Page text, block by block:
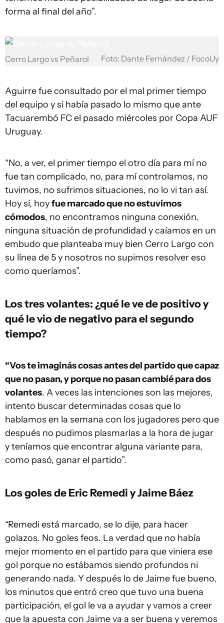
forma al final del año”.
Cerro Largo vs Peñarol Foto: Dante Fernández / FocoUy
Aguirre fue consultado por el mal primer tiempo
del equipo y si había pasado lo mismo que ante
Tacuarembó FC el pasado miércoles por Copa AUF
Uruguay.
“No, a ver, el primer tiempo el otro día para mí no
fue tan complicado, no, para mí controlamos, no
tuvimos, no sufrimos situaciones, no lo vi tan así.
Hoy sí, hoyfue marcado que no estuvimos
cómodos, no encontramos ninguna conexión,
ninguna situación de profundidad y caíamos en un
embudo que planteaba muy bien Cerro Largo con
su línea de 5 y nosotros no supimos resolver eso
como queríamos”.
Los tres volantes: ¿qué le ve de positivo y
qué le vio de negativo para el segundo
tiempo?
“Vos te imaginás cosas antes del partido que capaz
que no pasan, y porque no pasan cambié para dos
volantes. A veces las intenciones son las mejores,
intento buscar determinadas cosas que lo
hablamos en la semana con los jugadores pero que
después no pudimos plasmarlas a la hora de jugar
y teníamos que encontrar alguna variante para,
como pasó, ganar el partido”.
Los goles de Eric Remedi y Jaime Báez
“Remedi está marcado, se lo dije, para hacer
golazos. No goles feos. La verdad que no había
mejor momento en el partido para que viniera ese
gol porque no estábamos siendo profundos ni
generando nada. Y después lo de Jaime fue bueno,
los minutos que entró creo que tuvo una buena
participación, el gol le va a ayudar y vamos a creer
que la apuesta con Jaime va a ser buena y veremos